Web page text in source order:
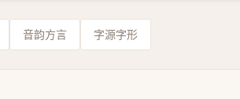
音韵方言 字源字形